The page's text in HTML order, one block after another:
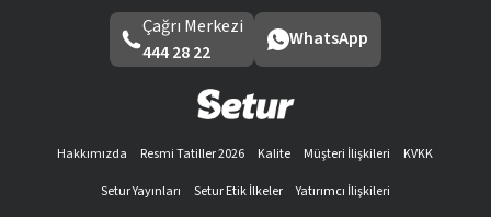
Çağrı Merkezi
444 28 22
WhatsApp
Hakkımızda Resmi Tatiller 2026 Kalite Müşteri İlişkileri
KVKK
Setur Yayınları
Setur Etik İlkeler
Yatırımcı İlişkileri